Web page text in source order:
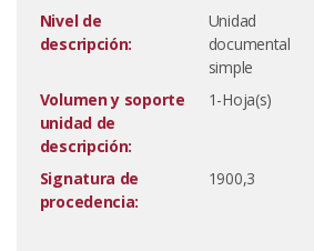
Nivel de
descripción:
Unidad
documental
simple
Volumen y soporte
unidad de
descripción:
1-Hoja(s)
Signatura de
procedencia:
1900,3